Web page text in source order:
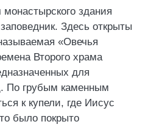
здания
Здесь открыты
«Овечья
Второго храма
для
По грубым каменным
к купели, где Иисус
было покрыто